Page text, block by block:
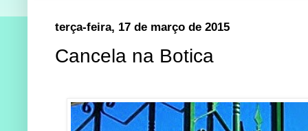
terça-feira, 17 de março de 2015
Cancela na Botica